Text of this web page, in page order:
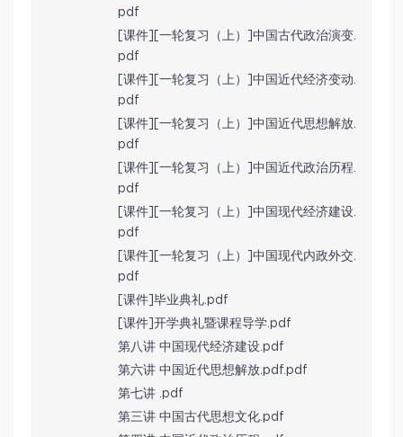
pdf
[课件][一轮复习（上）]中国古代政治演变.
pdf
[课件][一轮复习（上）]中国近代经济变动.
pdf
[课件][一轮复习（上）]中国近代思想解放.
pdf
[课件][一轮复习（上）]中国近代政治历程.
pdf
[课件][一轮复习（上）]中国现代经济建设.
pdf
[课件][一轮复习（上）]中国现代内政外交.
pdf
[课件]毕业典礼.pdf
[课件]开学典礼暨课程导学.pdf
第八讲 中国现代经济建设.pdf
第六讲 中国近代思想解放.pdf.pdf
第七讲 .pdf
第三讲 中国古代思想文化.pdf